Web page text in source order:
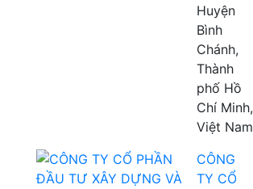
Huyện
Bình
Chánh,
Thành
phố Hồ
Chí Minh,
Việt Nam
CÔNG
TY CỔ